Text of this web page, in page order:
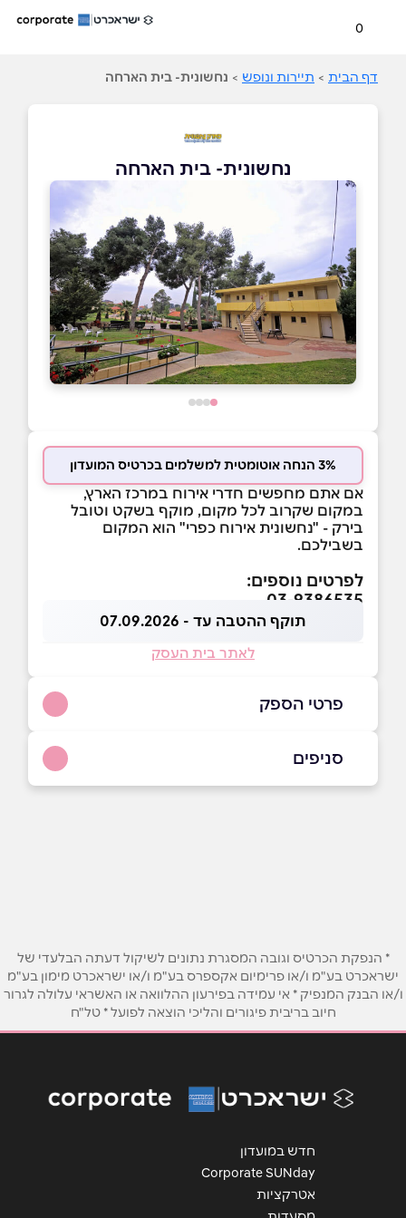
0
דף הבית > תיירות ונופש > נחשונית- בית הארחה
נחשונית- בית הארחה
3% הנחה אוטומטית למשלמים בכרטיס המועדון
אם אתם מחפשים חדרי אירוח במרכז הארץ,
במקום שקרוב לכל מקום, מוקף בשקט וטובל
בירק - "נחשונית אירוח כפרי" הוא המקום
בשבילכם.
לפרטים נוספים:
03-9386535
תוקף ההטבה עד - 07.09.2026
לאתר בית העסק
פרטי הספק
באתר
אימייל*
אנא חזרו אלי בקשר ל...
סניפים
* הנפקת הכרטיס וגובה המסגרת נתונים לשיקול דעתה הבלעדי של
ישראכרט בע"מ ו/או פרימיום אקספרס בע"מ ו/או ישראכרט מימון בע"מ
ו/או הבנק המנפיק * אי עמידה בפירעון ההלוואה או האשראי עלולה לגרור
חיוב בריבית פיגורים והליכי הוצאה לפועל * טל"ח
חדש במועדון
Corporate SUNday
אטרקציות